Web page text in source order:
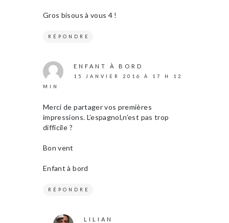
Gros bisous à vous 4 !
RÉPONDRE
ENFANT À BORD
15 JANVIER 2016 À 17 H 12
MIN
Merci de partager vos premières
impressions. L’espagnol,n’est pas trop
difficile ?
Bon vent
Enfant à bord
RÉPONDRE
LILIAN